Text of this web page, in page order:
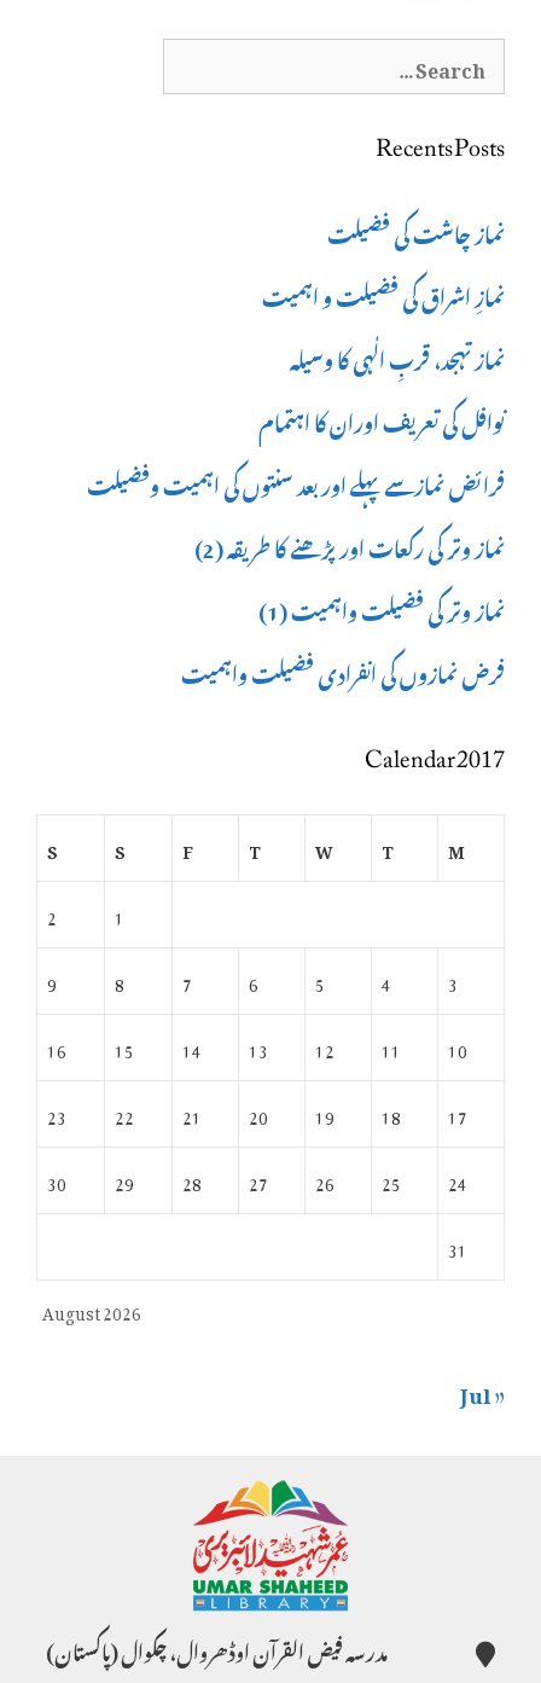
Search
Recents Posts
نماز چاشت کی فضیلت
نمازِ اشراق کی فضیلت و اہمیت
نماز تہجد، قربِ الٰہی کا وسیلہ
نوافل کی تعریف اوران کا اہتمام
فرائض نمازسے پہلے اور بعد سنتوں کی اہمیت وفضیلت
نماز وتر کی رکعات اور پڑھنے کا طریقہ (2)
نماز وتر کی فضیلت واہمیت (1)
فرض نمازوں کی انفرادی فضیلت واہمیت
Calendar 2017
August 2026
M
T
W
T
F
S
S
1
2
3
4
5
6
7
8
9
10
11
12
13
14
15
16
17
18
19
20
21
22
23
24
25
26
27
28
29
30
31
« Jul
مدرسہ فیض القرآن اوڈھروال، چکوال (پاکستان)